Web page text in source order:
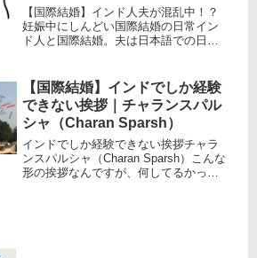
【国際結婚】インド人夫が混乱中！？
妊娠中にしんどい国際結婚の日常​イン
ド人と国際結婚。夫は日本語での日常
リリンガル尊敬。最近は関西弁をあや
つっております。なんでやねん！！
現...
【国際結婚】インドでしか経験
できない挨拶｜チャランスパル
シャ（Charan Sparsh）
インドでしか経験できない挨拶チャラ
ンスパルシャ（Charan Sparsh）こんな
形の挨拶なんですが、何してるかっ